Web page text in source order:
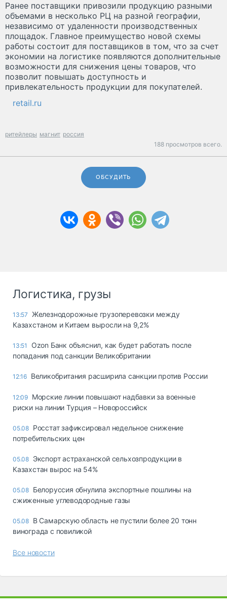
Ранее поставщики привозили продукцию разными
объемами в несколько РЦ на разной географии,
независимо от удаленности производственных
площадок. Главное преимущество новой схемы
работы состоит для поставщиков в том, что за счет
экономии на логистике появляются дополнительные
возможности для снижения цены товаров, что
позволит повышать доступность и
привлекательность продукции для покупателей.
retail.ru
ритейлеры магнит россия
188 просмотров всего.
ОБСУДИТЬ
Логистика, грузы
13:57
Железнодорожные грузоперевозки между
Казахстаном и Китаем выросли на 9,2%
13:51
Ozon Банк объяснил, как будет работать после
попадания под санкции Великобритании
12:16 Великобритания расширила санкции против России
12:09 Морские линии повышают надбавки за военные
риски на линии Турция – Новороссийск
05.08 Росстат зафиксировал недельное снижение
потребительских цен
05.08 Экспорт астраханской сельхозпродукции в
Казахстан вырос на 54%
05.08 Белоруссия обнулила экспортные пошлины на
сжиженные углеводородные газы
05.08 В Самарскую область не пустили более 20 тонн
винограда с повиликой
Все новости